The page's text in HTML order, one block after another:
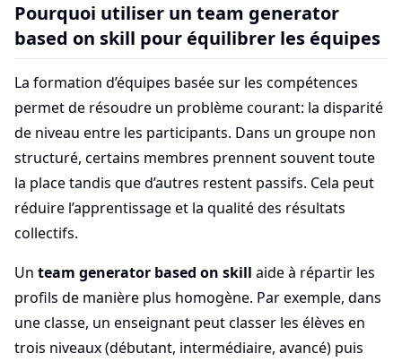
Pourquoi utiliser un team generator
based on skill pour équilibrer les équipes
La formation d’équipes basée sur les compétences
permet de résoudre un problème courant: la disparité
de niveau entre les participants. Dans un groupe non
structuré, certains membres prennent souvent toute
la place tandis que d’autres restent passifs. Cela peut
réduire l’apprentissage et la qualité des résultats
collectifs.
Un team generator based on skill aide à répartir les
profils de manière plus homogène. Par exemple, dans
une classe, un enseignant peut classer les élèves en
trois niveaux (débutant, intermédiaire, avancé) puis